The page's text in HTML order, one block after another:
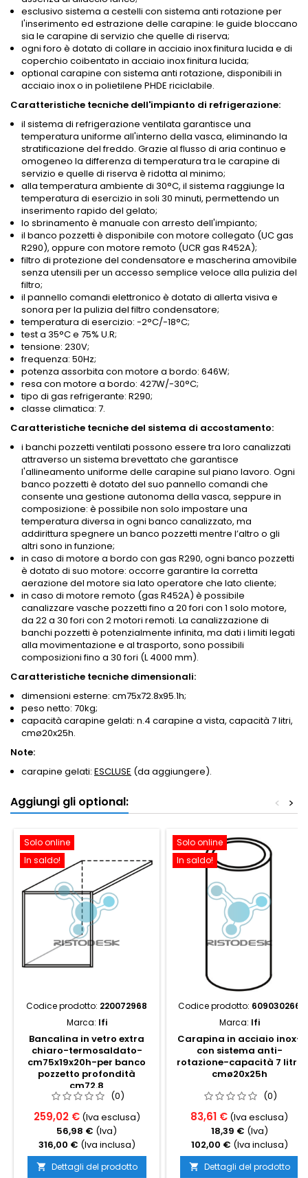
esclusivo sistema a cestelli con sistema anti rotazione per
l'inserimento ed estrazione delle carapine: le guide bloccano
sia le carapine di servizio che quelle di riserva;
ogni foro è dotato di collare in acciaio inox finitura lucida e di
coperchio coibentato in acciaio inox finitura lucida;
optional carapine con sistema anti rotazione, disponibili in
acciaio inox o in polietilene PHDE riciclabile.
Caratteristiche tecniche dell'impianto di refrigerazione:
il sistema di refrigerazione ventilata garantisce una
temperatura uniforme all'interno della vasca, eliminando la
stratificazione del freddo. Grazie al flusso di aria continuo e
omogeneo la differenza di temperatura tra le carapine di
servizio e quelle di riserva è ridotta al minimo;
alla temperatura ambiente di 30°C, il sistema raggiunge la
temperatura di esercizio in soli 30 minuti, permettendo un
inserimento rapido del gelato;
lo sbrinamento è manuale con arresto dell'impianto;
il banco pozzetti è disponibile con motore collegato (UC gas
R290), oppure con motore remoto (UCR gas R452A);
filtro di protezione del condensatore e mascherina amovibile
senza utensili per un accesso semplice veloce alla pulizia del
filtro;
il pannello comandi elettronico è dotato di allerta visiva e
sonora per la pulizia del filtro condensatore;
temperatura di esercizio: -2°C/-18°C;
test a 35°C e 75% U.R;
tensione: 230V;
frequenza: 50Hz;
potenza assorbita con motore a bordo: 646W;
resa con motore a bordo: 427W/-30°C;
tipo di gas refrigerante: R290;
classe climatica: 7.
Caratteristiche tecniche del sistema di accostamento:
i banchi pozzetti ventilati possono essere tra loro canalizzati
attraverso un sistema brevettato che garantisce
l'allineamento uniforme delle carapine sul piano lavoro. Ogni
banco pozzetti è dotato del suo pannello comandi che
consente una gestione autonoma della vasca, seppure in
composizione: è possibile non solo impostare una
temperatura diversa in ogni banco canalizzato, ma
addirittura spegnere un banco pozzetti mentre l’altro o gli
altri sono in funzione;
in caso di motore a bordo con gas R290, ogni banco pozzetti
è dotato di suo motore: occorre garantire la corretta
aerazione del motore sia lato operatore che lato cliente;
in caso di motore remoto (gas R452A) è possibile
canalizzare vasche pozzetti fino a 20 fori con 1 solo motore,
da 22 a 30 fori con 2 motori remoti. La canalizzazione di
banchi pozzetti è potenzialmente infinita, ma dati i limiti legati
alla movimentazione e al trasporto, sono possibili
composizioni fino a 30 fori (L 4000 mm).
Caratteristiche tecniche dimensionali:
dimensioni esterne: cm75x72.8x95.1h;
peso netto: 70kg;
capacità carapine gelati: n.4 carapine a vista, capacità 7 litri,
cmø20x25h.
Note:
carapine gelati: ESCLUSE (da aggiungere).
Aggiungi gli optional: >
<
Solo online
In saldo!
Codice prodotto: 220072968
Marca: Ifi
Bancalina in vetro extra
chiaro-termosaldato-
cm75x19x20h-per banco
pozzetto profondità
cm72.8
(0)
259,02 € (Iva esclusa)
56,98 € (Iva)
316,00 € (Iva inclusa)
 Dettagli del prodotto
Solo online
In saldo!
Codice prodotto: 609030266
Marca: Ifi
Carapina in acciaio inox-
con sistema anti-
rotazione-capacità 7 litri,
cmø20x25h
(0)
83,61 € (Iva esclusa)
18,39 € (Iva)
102,00 € (Iva inclusa)
 Dettagli del prodotto